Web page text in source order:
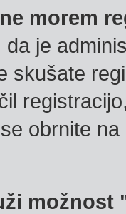
morem
da je
skušate
obrnite
možnost